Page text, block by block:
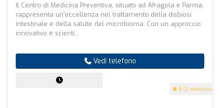
5 (2 recensioni)
Il Centro di Medicina Preventiva, situato ad Afragola e Parma,
rappresenta un'eccellenza nel trattamento della disbiosi
intestinale e della salute del microbioma. Con un approccio
innovativo e scienti...
Vedi telefono